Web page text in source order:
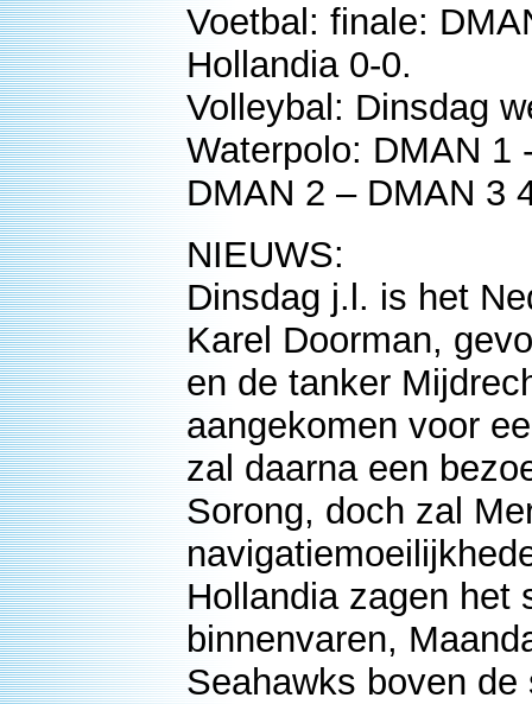
Voetbal: finale:
Hollandia 0-0.
Volleybal: Dinsdag
Waterpolo: DMAN 1
DMAN 2 – DMAN 3
NIEUWS:
Dinsdag j.l. is het
Karel Doorman,
en de tanker
aangekomen voor
zal daarna een
Sorong, doch zal
Hollandia zagen het
binnenvaren,
Seahawks boven